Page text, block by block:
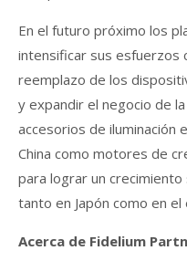
En el futuro próximo los
intensificar sus esfuerzos
reemplazo de los
y expandir el negocio de
accesorios de iluminación
China como motores de
para lograr un
tanto en Japón como en
Acerca de Fidelium